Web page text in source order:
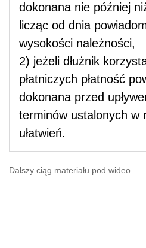
dokonana nie później
licząc od dnia
wysokości należności,
2) jeżeli dłużnik
płatniczych płatność
dokonana przed
terminów ustalonych w
ułatwień.
Dalszy ciąg materiału pod wideo